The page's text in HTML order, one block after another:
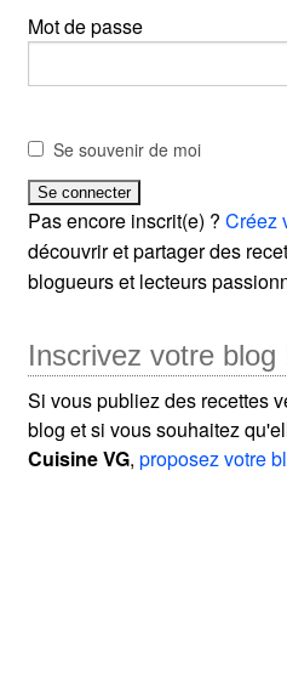
Mot de passe
Se souvenir de moi
Pas encore inscrit(e) ?Créez
découvrir et partager des
blogueurs et lecteurs
Inscrivez votre blog
Si vous publiez des recettes
blog et si vous souhaitez
Cuisine VG,proposez votre